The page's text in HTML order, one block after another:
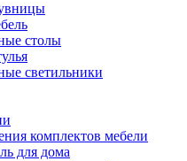
столы
светильники
комплектов мебели
для дома